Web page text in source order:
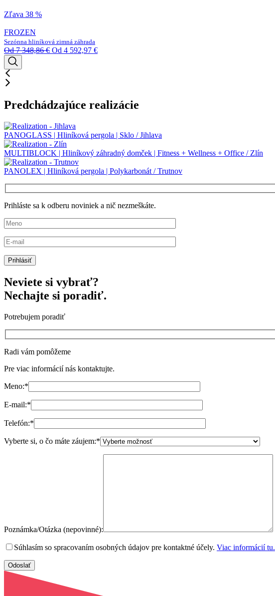
Zľava 38 %
FROZEN
Sezónna hliníková zimná záhrada
Od7 348,86€ Od 4 592,97 €
Predchádzajúce realizácie
PANOGLASS | Hliníková pergola | Sklo / Jihlava
MULTIBLOCK | Hliníkový záhradný domček | Fitness + Wellness + Office / Zlín
PANOLEX | Hliníková pergola | Polykarbonát / Trutnov
Prihláste sa k odberu noviniek a nič nezmeškáte.
Neviete si vybrať?
Nechajte si poradiť.
Potrebujem poradiť
Radi vám pomôžeme
Pre viac informácií nás kontaktujte.
Meno:*
E-mail:*
Telefón:*
Vyberte si, o čo máte záujem:*
Poznámka/Otázka (nepovinné):
Súhlasím so spracovaním osobných údajov pre kontaktné účely. Viac informácií tu.